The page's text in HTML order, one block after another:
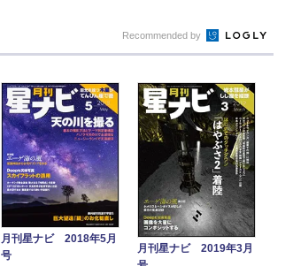
Recommended by
月刊星ナビ 2018年5月
号
月刊星ナビ 2019年3月